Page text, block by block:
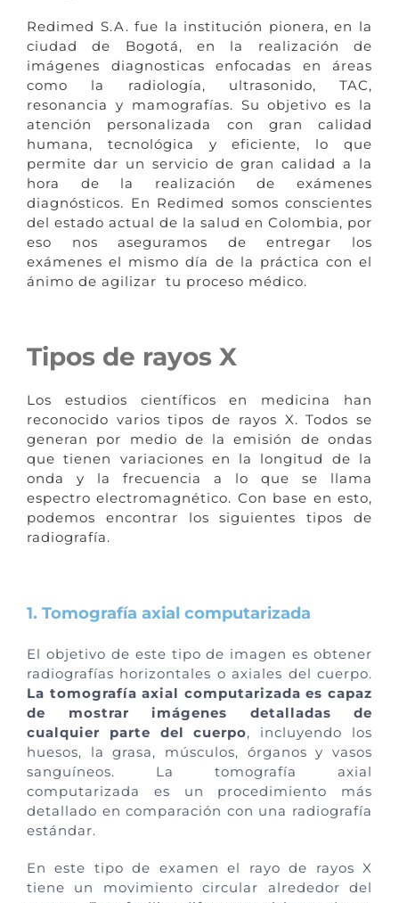
Redimed S.A. fue la institución pionera, en la
ciudad de Bogotá, en la realización de
imágenes diagnosticas enfocadas en áreas
como la radiología, ultrasonido, TAC,
resonancia y mamografías. Su objetivo es la
atención personalizada con gran calidad
humana, tecnológica y eficiente, lo que
permite dar un servicio de gran calidad a la
hora de la realización de exámenes
diagnósticos. En Redimed somos conscientes
del estado actual de la salud en Colombia, por
eso nos aseguramos de entregar los
exámenes el mismo día de la práctica con el
ánimo de agilizar tu proceso médico.
Tipos de rayos X
Los estudios científicos en medicina han
reconocido varios tipos de rayos X. Todos se
generan por medio de la emisión de ondas
que tienen variaciones en la longitud de la
onda y la frecuencia a lo que se llama
espectro electromagnético. Con base en esto,
podemos encontrar los siguientes tipos de
radiografía.
1. Tomografía axial computarizada
El objetivo de este tipo de imagen es obtener
radiografías horizontales o axiales del cuerpo.
La tomografía axial computarizada es capaz
de mostrar imágenes detalladas de
cualquier parte del cuerpo, incluyendo los
huesos, la grasa, músculos, órganos y vasos
sanguíneos. La tomografía axial
computarizada es un procedimiento más
detallado en comparación con una radiografía
estándar.
En este tipo de examen el rayo de rayos X
tiene un movimiento circular alrededor del